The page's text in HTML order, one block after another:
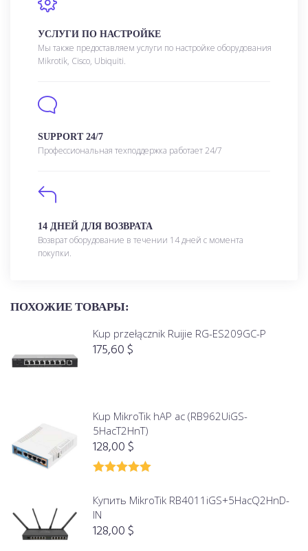
УСЛУГИ ПО НАСТРОЙКЕ
Мы также предоставляем услуги по настройке оборудования
Mikrotik, Cisco, Ubiquiti.
SUPPORT 24/7
Профессиональная техподдержка работает 24/7
14 ДНЕЙ ДЛЯ ВОЗВРАТА
Возврат оборудование в течении 14 дней с момента
покупки.
ПОХОЖИЕ ТОВАРЫ:
Kup przełącznik Ruijie RG-ES209GC-P
175,60$
Kup MikroTik hAP ac (RB962UiGS-
5HacT2HnT)
128,00$
Купить MikroTik RB4011iGS+5HacQ2HnD-
IN
128,00$